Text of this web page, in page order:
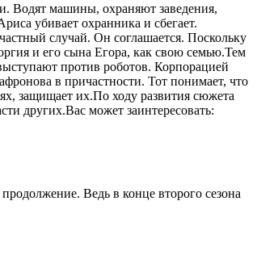
Водят машины, охраняют заведения,
убивает охранника и сбегает.
случай. Он соглашается. Поскольку
и его сына Егора, как свою семью.Тем
против роботов. Корпорацией
в причастности. Тот понимает, что
защищает их.По ходу развития сюжета
других.Вас может заинтересовать:
Ведь в конце второго сезона